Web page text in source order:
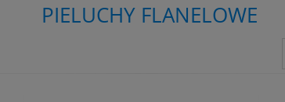
PIELUCHY FLANELOWE